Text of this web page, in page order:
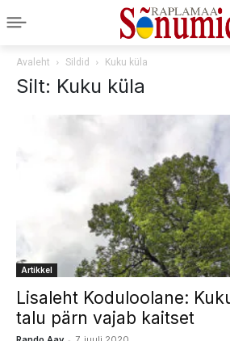
Avaleht Sildid Kuku küla
Silt: Kuku küla
Artikkel
Lisaleht Koduloolane:
talu pärn vajab kaitset